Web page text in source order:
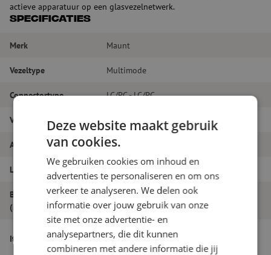
actieve apparatuur op een glasvezelnetwerk.
Specificaties
Merk Maunt
Vezeltype Multimode
Connectortype LC/PC - LC/PC
Vezelsoort OM3
Aantal vezels Duplex
Lengte
Buitendiameter
(mm)
1.8
Itemnaam
Patchkabel duplex OM3, LC/PC-LC/PC,
1.8mm, 19m
Deze website maakt gebruik
van cookies.
We gebruiken cookies om inhoud en
advertenties te personaliseren en om ons
verkeer te analyseren. We delen ook
informatie over jouw gebruik van onze
site met onze advertentie- en
analysepartners, die dit kunnen
combineren met andere informatie die jij